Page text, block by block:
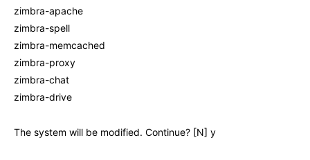
zimbra-apache
zimbra-spell
zimbra-memcached
zimbra-proxy
zimbra-chat
zimbra-drive
The system will be modified. Continue? [N] y